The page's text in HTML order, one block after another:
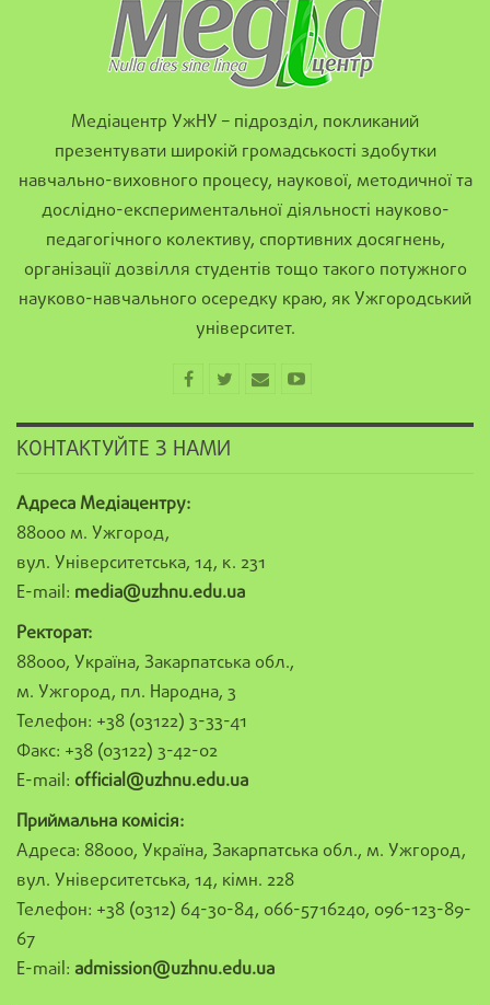
Медіацентр УжНУ – підрозділ, покликаний
презентувати широкій громадськості здобутки
навчально-виховного процесу, наукової, методичної та
дослідно-експериментальної діяльності науково-
педагогічного колективу, спортивних досягнень,
організації дозвілля студентів тощо такого потужного
науково-навчального осередку краю, як Ужгородський
університет.
КОНТАКТУЙТЕ З НАМИ
Адреса Медіацентру:
88000 м. Ужгород,
вул. Університетська, 14, к. 231
E-mail: media@uzhnu.edu.ua
Ректорат:
88000, Україна, Закарпатська обл.,
м. Ужгород, пл. Народна, 3
Телефон: +38 (03122) 3-33-41
Факс: +38 (03122) 3-42-02
E-mail: official@uzhnu.edu.ua
Приймальна комісія:
Адреса: 88000, Україна, Закарпатська обл., м. Ужгород,
вул. Університетська, 14, кімн. 228
Телефон: +38 (0312) 64-30-84, 066-5716240, 096-123-89-
67
E-mail: admission@uzhnu.edu.ua